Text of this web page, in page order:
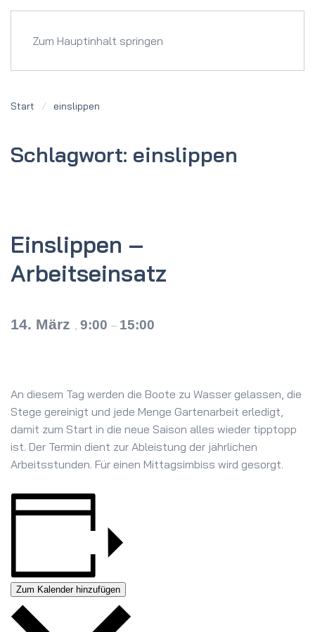
Zum Hauptinhalt springen
Start einslippen
Schlagwort: einslippen
Einslippen –
Arbeitseinsatz
14. März , 9:00 – 15:00
An diesem Tag werden die Boote zu Wasser gelassen, die
Stege gereinigt und jede Menge Gartenarbeit erledigt,
damit zum Start in die neue Saison alles wieder tipptopp
ist. Der Termin dient zur Ableistung der jährlichen
Arbeitsstunden. Für einen Mittagsimbiss wird gesorgt.
Zum Kalender hinzufügen